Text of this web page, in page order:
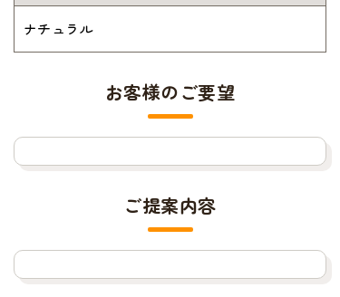
ナチュラル
お客様のご要望
ご提案内容